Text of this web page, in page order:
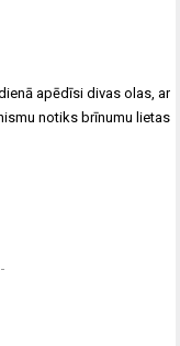
apēdīsi divas olas, ar
notiks brīnumu lietas